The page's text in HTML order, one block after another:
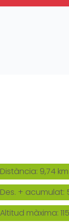
Distància: 9,74 km
Des. + acumulat:
Altitud màxima: